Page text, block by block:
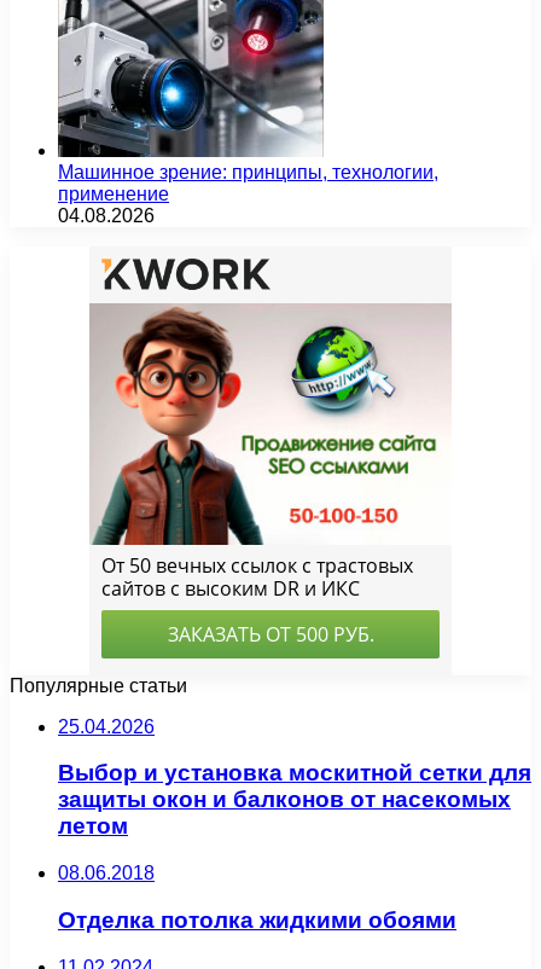
Машинное зрение: принципы, технологии,
применение
04.08.2026
Популярные статьи
25.04.2026
Выбор и установка москитной сетки для
защиты окон и балконов от насекомых
летом
08.06.2018
Отделка потолка жидкими обоями